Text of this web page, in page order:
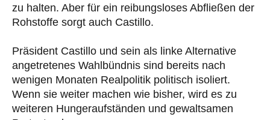
zu halten. Aber für ein reibungsloses Abfließen der
Rohstoffe sorgt auch Castillo.
Präsident Castillo und sein als linke Alternative
angetretenes Wahlbündnis sind bereits nach
wenigen Monaten Realpolitik politisch isoliert.
Wenn sie weiter machen wie bisher, wird es zu
weiteren Hungeraufständen und gewaltsamen